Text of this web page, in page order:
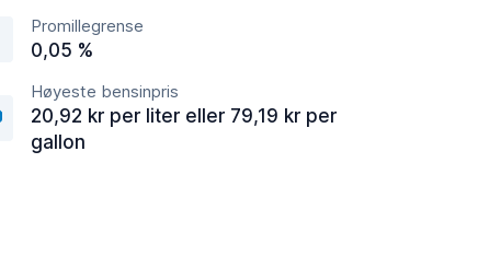
Promillegrense
0,05 %
Høyeste bensinpris
20,92 kr per liter eller 79,19 kr per
gallon